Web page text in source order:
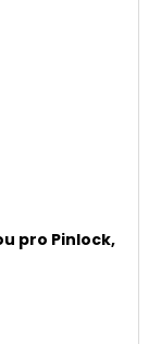
pro Pinlock,